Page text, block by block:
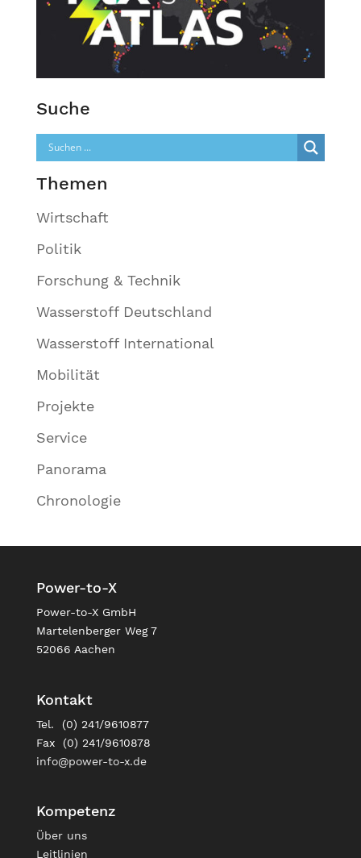
Suche
Themen
Wirtschaft
Politik
Forschung & Technik
Wasserstoff Deutschland
Wasserstoff International
Mobilität
Projekte
Service
Panorama
Chronologie
Power-to-X
Power-to-X GmbH
Martelenberger Weg 7
52066 Aachen
Kontakt
Tel. (0) 241/9610877
Fax (0) 241/9610878
info@power-to-x.de
Kompetenz
Über uns
Leitlinien